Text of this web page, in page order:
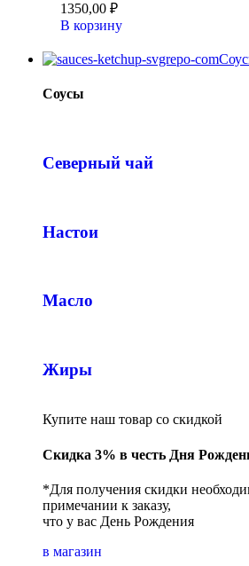
1350,00 ₽
В корзину
Соусы
Северный чай
Настои
Масло
Жиры
Купите наш товар со скидкой
Скидка 3% в честь Дня
*Для получения скидки
примечании к заказу,
что у вас День Рождения
в магазин